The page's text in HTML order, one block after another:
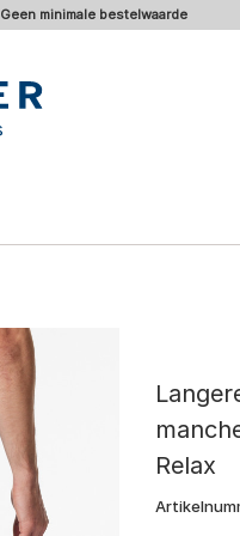
Geen minimale bestelwaarde
Relax